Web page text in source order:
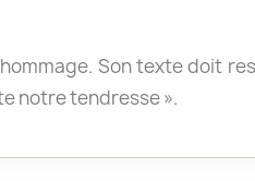
Son texte doit
notre tendresse ».